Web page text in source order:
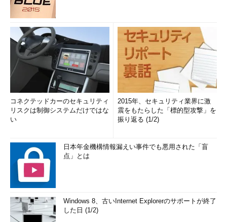
コネクテッドカーのセキュリティ
リスクは制御システムだけではな
い
2015年、セキュリティ業界に激
震をもたらした「標的型攻撃」を
振り返る (1/2)
日本年金機構情報漏えい事件でも悪用された「盲
点」とは
Windows 8、古いInternet Explorerのサポートが終了
した日 (1/2)